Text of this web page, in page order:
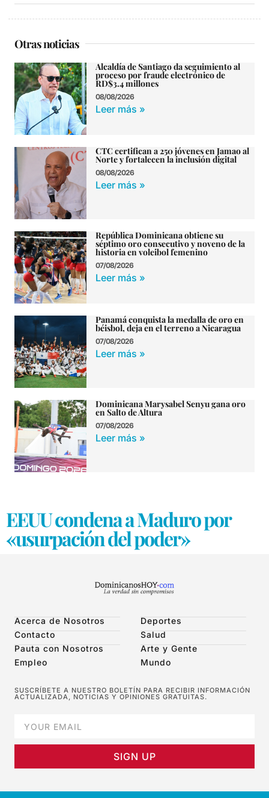
Otras noticias
Alcaldía de Santiago da seguimiento al
proceso por fraude electrónico de
RD$3.4 millones
08/08/2026
Leer más »
CTC certifican a 250 jóvenes en Jamao al
Norte y fortalecen la inclusión digital
08/08/2026
Leer más »
República Dominicana obtiene su
séptimo oro consecutivo y noveno de la
historia en voleibol femenino
07/08/2026
Leer más »
Panamá conquista la medalla de oro en
béisbol, deja en el terreno a Nicaragua
07/08/2026
Leer más »
Dominicana Marysabel Senyu gana oro
en Salto de Altura
07/08/2026
Leer más »
EEUU condena a Maduro por
«usurpación del poder»
Acerca de Nosotros
Contacto
Pauta con Nosotros
Empleo
Deportes
Salud
Arte y Gente
Mundo
SUSCRÍBETE A NUESTRO BOLETÍN PARA RECIBIR INFORMACIÓN
ACTUALIZADA, NOTICIAS Y OPINIONES GRATUITAS.
SIGN UP